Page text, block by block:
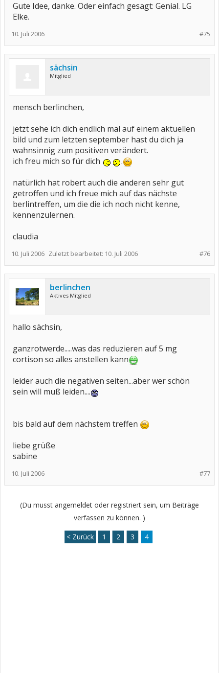
Gute Idee, danke. Oder einfach gesagt: Genial. LG
Elke.
#75
10. Juli 2006
sächsin
Mitglied
mensch berlinchen,
jetzt sehe ich dich endlich mal auf einem aktuellen
bild und zum letzten september hast du dich ja
wahnsinnig zum positiven verändert.
ich freu mich so für dich
.
natürlich hat robert auch die anderen sehr gut
getroffen und ich freue mich auf das nächste
berlintreffen, um die die ich noch nicht kenne,
kennenzulernen.
claudia
#76
10. Juli 2006 Zuletzt bearbeitet: 10. Juli 2006
berlinchen
Aktives Mitglied
hallo sächsin,
ganzrotwerde.....was das reduzieren auf 5 mg
cortison so alles anstellen kann
leider auch die negativen seiten...aber wer schön
sein will muß leiden....
bis bald auf dem nächstem treffen
liebe grüße
sabine
#77
10. Juli 2006
(Du musst angemeldet oder registriert sein, um Beiträge
verfassen zu können. )
< Zurück 1 2 3 4